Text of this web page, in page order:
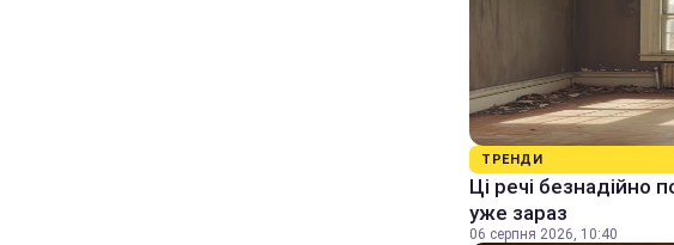
ТРЕНДИ
Ці речі безнадійно
уже зараз
06 серпня 2026, 10:40